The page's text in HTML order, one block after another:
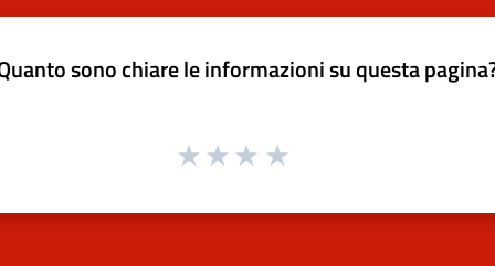
sono chiare le informazioni su questa